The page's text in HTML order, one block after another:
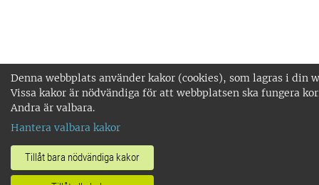
Denna webbplats använder kakor (cookies), som lagras i din
Vissa kakor är nödvändiga för att webbplatsen ska fungera
Andra är valbara.
Hantera valbara kakor
Tillåt bara nödvändiga kakor